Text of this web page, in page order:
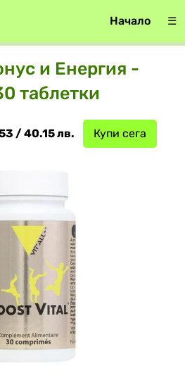
Начало ☰
и Енергия -
таблетки
Купи сега
/ 40.15 лв.